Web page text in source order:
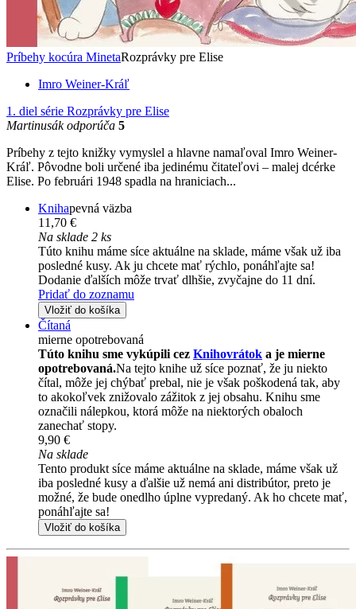
Príbehy kocúra MinetaRozprávky pre Elise
Imro Weiner-Kráľ
1. diel série Rozprávky pre Elise
Martinusák odporúča 5
Príbehy z tejto knižky vymyslel a hlavne namaľoval Imro Weiner-
Kráľ. Pôvodne boli určené iba jedinému čitateľovi – malej dcérke
Elise. Po februári 1948 spadla na hraniciach...
Knihapevná väzba
11,70 €
Na sklade 2 ks
Túto knihu máme síce aktuálne na sklade, máme však už iba
posledné kusy. Ak ju chcete mať rýchlo, ponáhľajte sa!
Dodanie ďalších môže trvať dlhšie, zvyčajne do 11 dní.
Pridať do zoznamu
Vložiť do košíka
Čítaná
mierne opotrebovaná
Túto knihu sme vykúpili cez Knihovrátok a je mierne
opotrebovaná.Na tejto knihe už síce poznať, že ju niekto
čítal, môže jej chýbať prebal, nie je však poškodená tak, aby
to akokoľvek znižovalo zážitok z jej obsahu. Knihu sme
označili nálepkou, ktorá môže na niektorých obaloch
zanechať stopy.
9,90 €
Na sklade
Tento produkt síce máme aktuálne na sklade, máme však už
iba posledné kusy a ďalšie už nemá ani distribútor, preto je
možné, že bude onedlho úplne vypredaný. Ak ho chcete mať,
ponáhľajte sa!
Vložiť do košíka